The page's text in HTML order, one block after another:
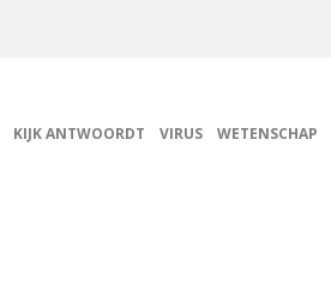
KIJK ANTWOORDT VIRUS WETENSCHAP